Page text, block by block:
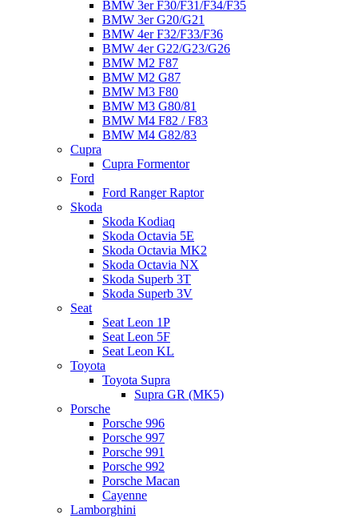
BMW 3er F30/F31/F34/F35
BMW 3er G20/G21
BMW 4er F32/F33/F36
BMW 4er G22/G23/G26
BMW M2 F87
BMW M2 G87
BMW M3 F80
BMW M3 G80/81
BMW M4 F82 / F83
BMW M4 G82/83
Cupra
Cupra Formentor
Ford
Ford Ranger Raptor
Skoda
Skoda Kodiaq
Skoda Octavia 5E
Skoda Octavia MK2
Skoda Octavia NX
Skoda Superb 3T
Skoda Superb 3V
Seat
Seat Leon 1P
Seat Leon 5F
Seat Leon KL
Toyota
Toyota Supra
Supra GR (MK5)
Porsche
Porsche 996
Porsche 997
Porsche 991
Porsche 992
Porsche Macan
Cayenne
Lamborghini